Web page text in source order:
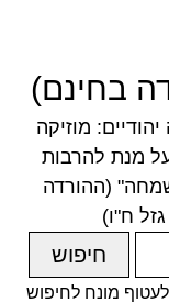
בחינם)
מוזיקה
מנת להרבות
(ההורדה
ח"ו)
מונח לחיפוש